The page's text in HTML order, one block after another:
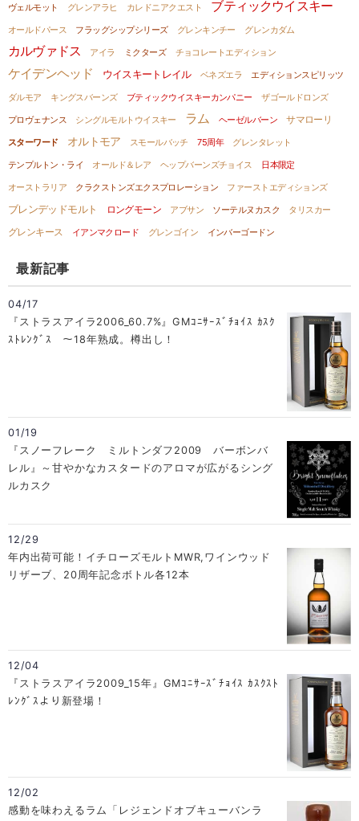
ヴェルモット グレンアラヒ カレドニアクエスト ブティックウイスキー
オールドパース フラッグシップシリーズ グレンキンチー グレンカダム
カルヴァドス アイラ ミクターズ チョコレートエディション
ケイデンヘッド ウイスキートレイル ベネズエラ
エディションスピリッツ
ダルモア
キングスバーンズ ブティックウイスキーカンパニー
ザゴールドロンズ
プロヴェナンス
シングルモルトウイスキー ラム ヘーゼルバーン サマローリ
スターワード オルトモア スモールバッチ 75周年
グレンタレット
テンプルトン・ライ
オールド＆レア ヘップバーンズチョイス
日本限定
オーストラリア
クラクストンズエクスプロレーション ファーストエディションズ
ブレンデッドモルト ロングモーン アブサン ソーテルヌカスク タリスカー
グレンキース イアンマクロード グレンゴイン インバーゴードン
最新記事
04/17
『ストラスアイラ2006_60.7%』GMｺﾆｻｰｽﾞﾁｮｲｽ ｶｽｸ
ｽﾄﾚﾝｸﾞｽ ～18年熟成。樽出し！
01/19
『スノーフレーク ミルトンダフ2009 バーボンバ
レル』～甘やかなカスタードのアロマが広がるシング
ルカスク
12/29
年内出荷可能！イチローズモルトMWR,ワインウッド
リザーブ、20周年記念ボトル各12本
12/04
『ストラスアイラ2009_15年』GMｺﾆｻｰｽﾞﾁｮｲｽ ｶｽｸｽﾄ
ﾚﾝｸﾞｽより新登場！
12/02
感動を味わえるラム「レジェンドオブキューバンラ